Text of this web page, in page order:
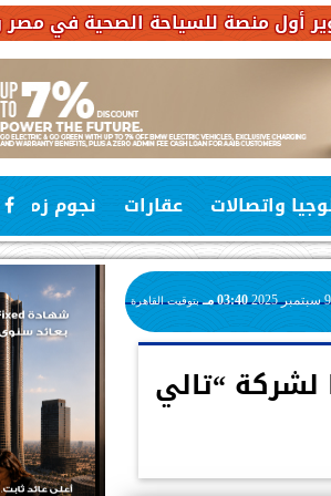
واتصالات عقارات نجوم زمان
03:40 مـ بتوقيت القاهرة
لشركة “تالي